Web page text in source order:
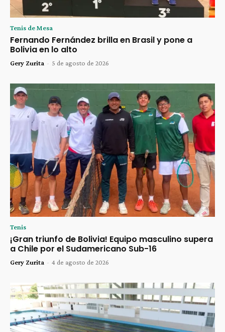
Tenis de Mesa
Fernando Fernández brilla en Brasil y pone a
Bolivia en lo alto
Gery Zurita - 5 de agosto de 2026
Tenis
¡Gran triunfo de Bolivia! Equipo masculino supera
a Chile por el Sudamericano Sub-16
Gery Zurita - 4 de agosto de 2026